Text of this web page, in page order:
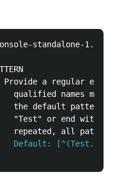
standalone-
a regular
qualified names
the default pattern
"Test" or end with
Default: